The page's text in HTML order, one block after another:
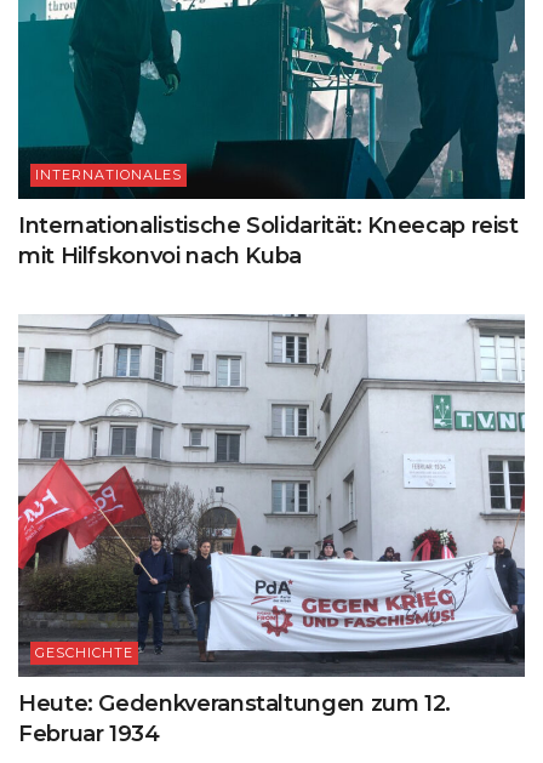
INTERNATIONALES
Internationalistische Solidarität: Kneecap reist
mit Hilfskonvoi nach Kuba
GESCHICHTE
Heute: Gedenkveranstaltungen zum 12.
Februar 1934